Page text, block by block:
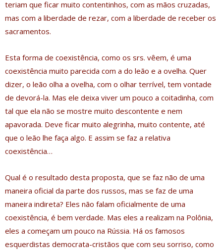
teriam que ficar muito contentinhos, com as mãos cruzadas,
mas com a liberdade de rezar, com a liberdade de receber os
sacramentos.
Esta forma de coexistência, como os srs. vêem, é uma
coexistência muito parecida com a do leão e a ovelha. Quer
dizer, o leão olha a ovelha, com o olhar terrível, tem vontade
de devorá-la. Mas ele deixa viver um pouco a coitadinha, com
tal que ela não se mostre muito descontente e nem
apavorada. Deve ficar muito alegrinha, muito contente, até
que o leão lhe faça algo. E assim se faz a relativa
coexistência…
Qual é o resultado desta proposta, que se faz não de uma
maneira oficial da parte dos russos, mas se faz de uma
maneira indireta? Eles não falam oficialmente de uma
coexistência, é bem verdade. Mas eles a realizam na Polônia,
eles a começam um pouco na Rússia. Há os famosos
esquerdistas democrata-cristãos que com seu sorriso, como